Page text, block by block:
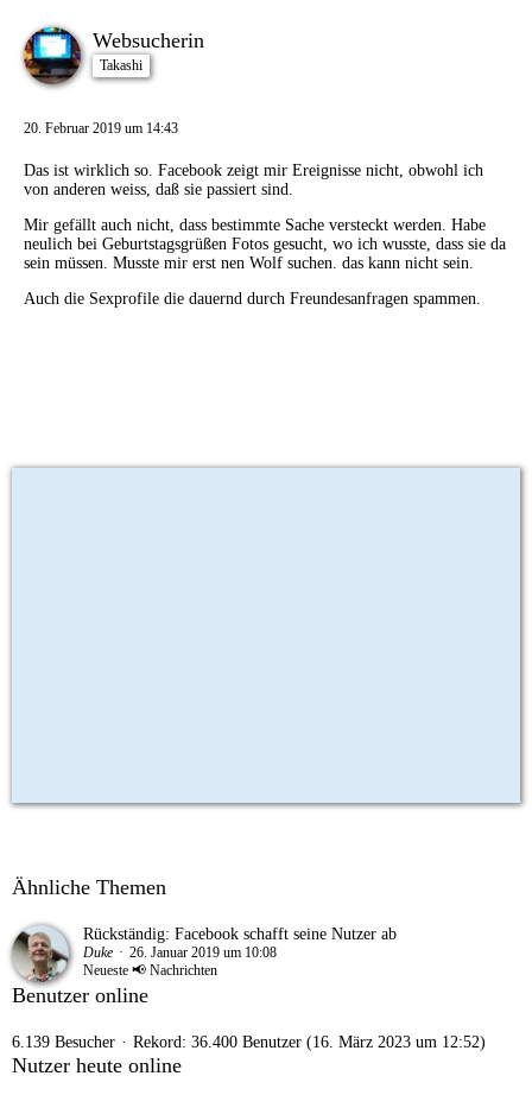
Websucherin
Takashi
20. Februar 2019 um 14:43
Das ist wirklich so. Facebook zeigt mir Ereignisse nicht, obwohl ich
von anderen weiss, daß sie passiert sind.
Mir gefällt auch nicht, dass bestimmte Sache versteckt werden. Habe
neulich bei Geburtstagsgrüßen Fotos gesucht, wo ich wusste, dass sie da
sein müssen. Musste mir erst nen Wolf suchen. das kann nicht sein.
Auch die Sexprofile die dauernd durch Freundesanfragen spammen.
Ähnliche Themen
Rückständig: Facebook schafft seine Nutzer ab
Duke
26. Januar 2019 um 10:08
Neueste 📢 Nachrichten
Benutzer online
6.139 Besucher Rekord: 36.400 Benutzer (16. März 2023 um 12:52)
Nutzer heute online